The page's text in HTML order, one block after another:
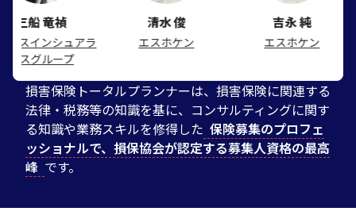
ュアラ
エスホケン エスホケン
損害保険トータルプランナーは、損害保険に関連する
法律・税務等の知識を基に、コンサルティングに関す
る知識や業務スキルを修得した 保険募集のプロフェ
ッショナルで、損保協会が認定する募集人資格の最高
峰 です。